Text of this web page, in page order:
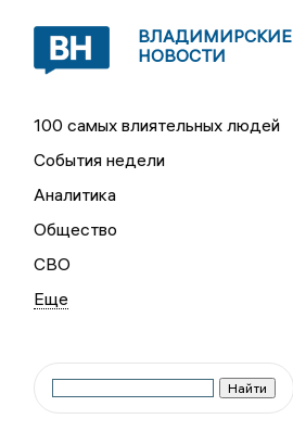
ВЛАДИМИРСКИЕ
НОВОСТИ
100 самых влиятельных людей
События недели
Аналитика
Общество
СВО